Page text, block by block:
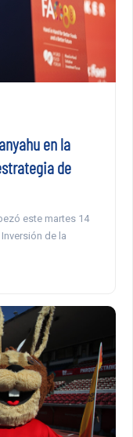
en la
de
este martes 14
de la